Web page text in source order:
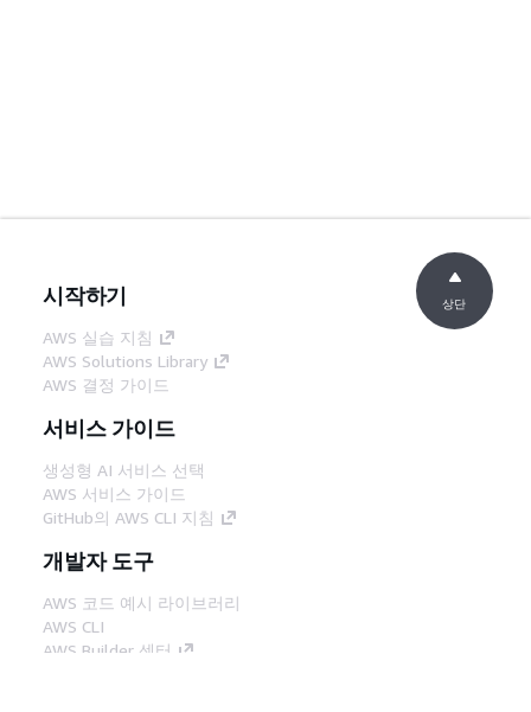
시작하기
AWS 실습 지침
AWS Solutions Library
AWS 결정 가이드
서비스 가이드
생성형 AI 서비스 선택
AWS 서비스 가이드
GitHub의 AWS CLI 지침
개발자 도구
AWS 코드 예시 라이브러리
AWS CLI
AWS Builder 센터
상단